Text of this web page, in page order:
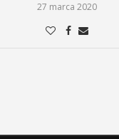
27 marca 2020